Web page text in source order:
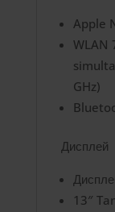
Apple
WLAN
GHz)
Дисплей
13″